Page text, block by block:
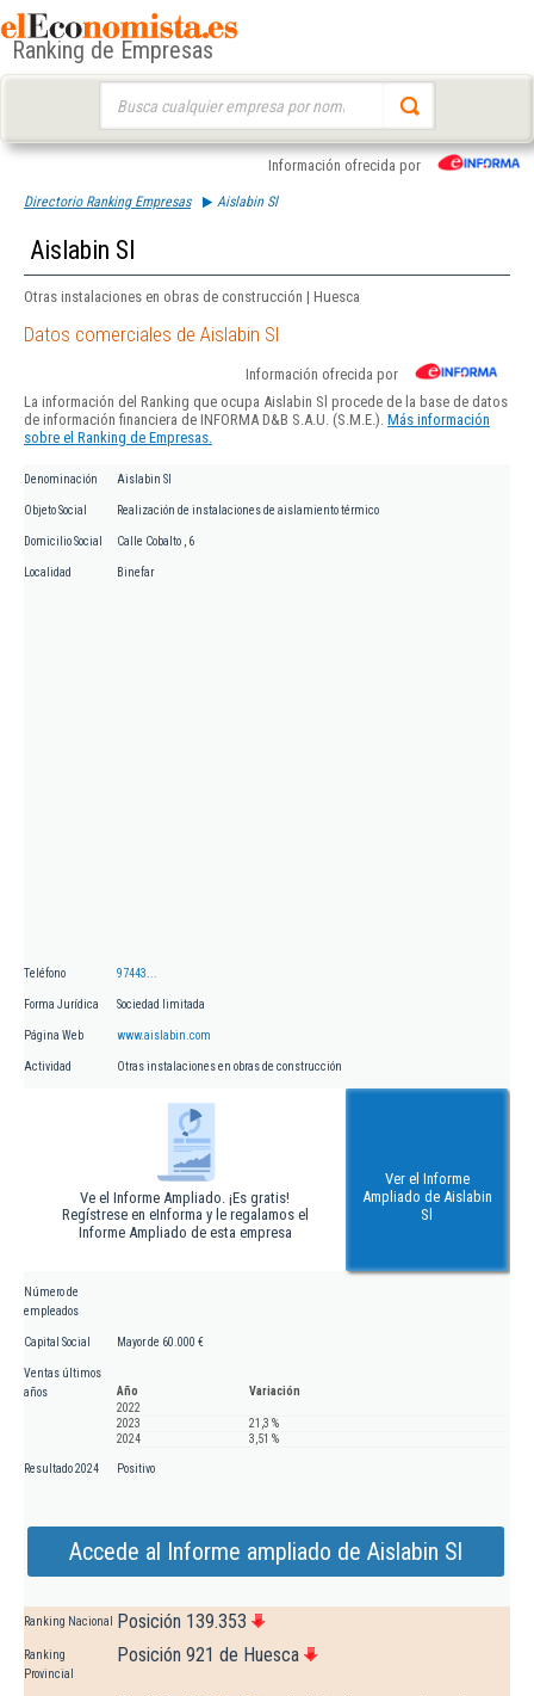
Ranking de Empresas
Información ofrecida por
Directorio Ranking Empresas Aislabin Sl
Aislabin Sl
Otras instalaciones en obras de construcción | Huesca
Datos comerciales de Aislabin Sl
Información ofrecida por
La información del Ranking que ocupa Aislabin Sl procede de la base de datos
de información financiera de INFORMA D&B S.A.U. (S.M.E.). Más información
sobre el Ranking de Empresas.
Denominación Aislabin Sl
Objeto Social Realización de instalaciones de aislamiento térmico
Domicilio Social Calle Cobalto , 6
Localidad Binefar
Teléfono 97443...
Forma Jurídica Sociedad limitada
Página Web www.aislabin.com
Actividad Otras instalaciones en obras de construcción
Ve el Informe Ampliado. ¡Es gratis!
Regístrese en eInforma y le regalamos el
Informe Ampliado de esta empresa
Ver el Informe
Ampliado de Aislabin
Sl
Número de
empleados
Capital Social Mayor de 60.000 €
Ventas últimos
años
Año
Variación
2022
2023
21,3 %
2024
3,51 %
Resultado 2024 Positivo
Accede al Informe ampliado de Aislabin Sl
Ranking Nacional Posición 139.353
Ranking
Provincial
Posición 921 de Huesca